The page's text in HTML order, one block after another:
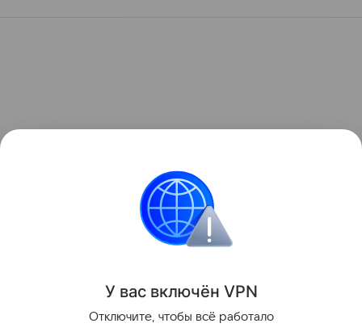
У вас включён VPN
Отключите, чтобы всё работало